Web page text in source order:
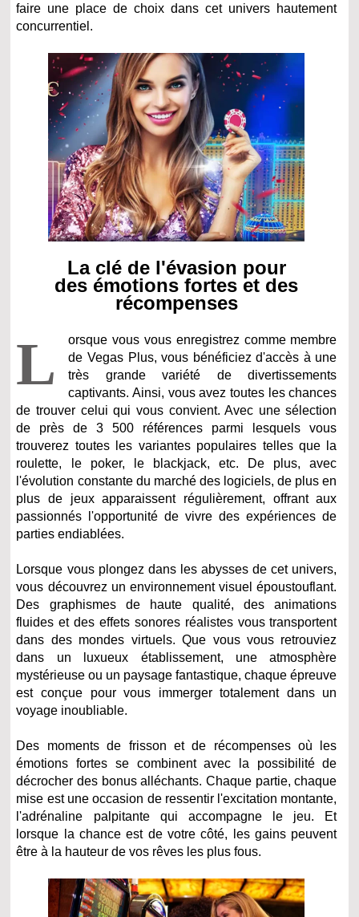
faire une place de choix dans cet univers hautement
concurrentiel.
La clé de l'évasion pour
des émotions fortes et des
récompenses
L
orsque vous vous enregistrez comme membre
de Vegas Plus, vous bénéficiez d'accès à une
très grande variété de divertissements
captivants. Ainsi, vous avez toutes les chances
de trouver celui qui vous convient. Avec une sélection
de près de 3 500 références parmi lesquels vous
trouverez toutes les variantes populaires telles que la
roulette, le poker, le blackjack, etc. De plus, avec
l'évolution constante du marché des logiciels, de plus en
plus de jeux apparaissent régulièrement, offrant aux
passionnés l'opportunité de vivre des expériences de
parties endiablées.
Lorsque vous plongez dans les abysses de cet univers,
vous découvrez un environnement visuel époustouflant.
Des graphismes de haute qualité, des animations
fluides et des effets sonores réalistes vous transportent
dans des mondes virtuels. Que vous vous retrouviez
dans un luxueux établissement, une atmosphère
mystérieuse ou un paysage fantastique, chaque épreuve
est conçue pour vous immerger totalement dans un
voyage inoubliable.
Des moments de frisson et de récompenses où les
émotions fortes se combinent avec la possibilité de
décrocher des bonus alléchants. Chaque partie, chaque
mise est une occasion de ressentir l'excitation montante,
l'adrénaline palpitante qui accompagne le jeu. Et
lorsque la chance est de votre côté, les gains peuvent
être à la hauteur de vos rêves les plus fous.